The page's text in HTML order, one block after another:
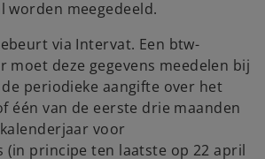
worden meegedeeld.
via Intervat. Een btw-
moet deze gegevens meedelen bij
periodieke aangifte over het
één van de eerste drie maanden
voor
(in principe ten laatste op 22 april